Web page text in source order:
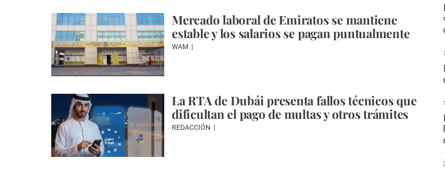
Mercado laboral de Emiratos se mantiene
estable y los salarios se pagan puntualmente
WAM
La RTA de Dubái presenta fallos técnicos que
dificultan el pago de multas y otros trámites
REDACCIÓN